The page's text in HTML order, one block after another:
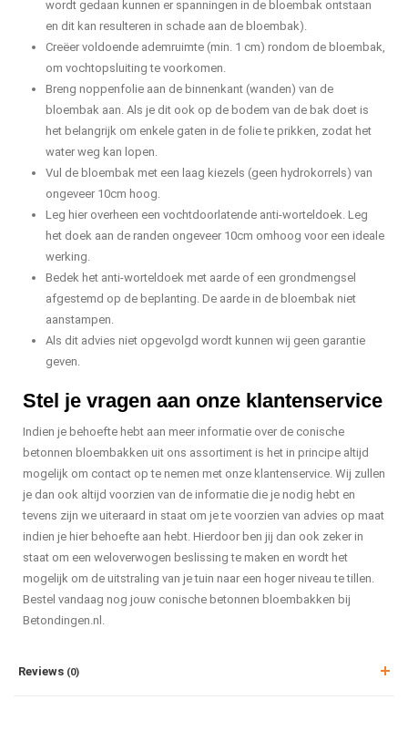
wordt gedaan kunnen er spanningen in de bloembak ontstaan
en dit kan resulteren in schade aan de bloembak).
Creëer voldoende ademruimte (min. 1 cm) rondom de bloembak,
om vochtopsluiting te voorkomen.
Breng noppenfolie aan de binnenkant (wanden) van de
bloembak aan. Als je dit ook op de bodem van de bak doet is
het belangrijk om enkele gaten in de folie te prikken, zodat het
water weg kan lopen.
Vul de bloembak met een laag kiezels (geen hydrokorrels) van
ongeveer 10cm hoog.
Leg hier overheen een vochtdoorlatende anti-worteldoek. Leg
het doek aan de randen ongeveer 10cm omhoog voor een ideale
werking.
Bedek het anti-worteldoek met aarde of een grondmengsel
afgestemd op de beplanting. De aarde in de bloembak niet
aanstampen.
Als dit advies niet opgevolgd wordt kunnen wij geen garantie
geven.
Stel je vragen aan onze klantenservice
Indien je behoefte hebt aan meer informatie over de conische
betonnen bloembakken uit ons assortiment is het in principe altijd
mogelijk om contact op te nemen met onze klantenservice. Wij zullen
je dan ook altijd voorzien van de informatie die je nodig hebt en
tevens zijn we uiteraard in staat om je te voorzien van advies op maat
indien je hier behoefte aan hebt. Hierdoor ben jij dan ook zeker in
staat om een weloverwogen beslissing te maken en wordt het
mogelijk om de uitstraling van je tuin naar een hoger niveau te tillen.
Bestel vandaag nog jouw conische betonnen bloembakken bij
Betondingen.nl.
Reviews (0)